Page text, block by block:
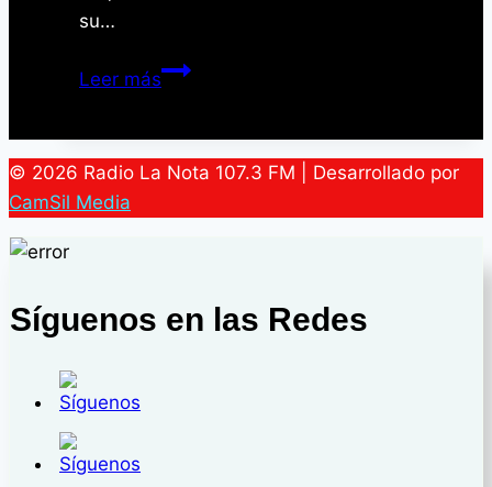
su…
Leer másLuis
de
la
Oposición
Gobernación
del
© 2026 Radio La Nota 107.3 FM | Desarrollado por
CamSil Media
Síguenos en las Redes